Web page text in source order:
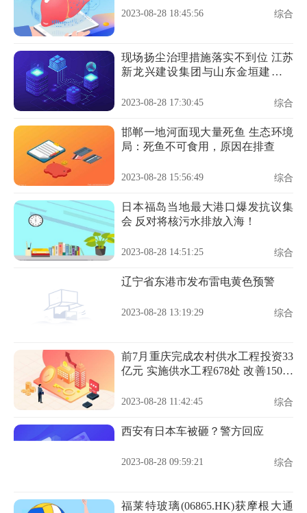
2023-08-28 18:45:56 综合
现场扬尘治理措施落实不到位 江苏
新龙兴建设集团与山东金垣建工违
2023-08-28 17:30:45 综合
邯郸一地河面现大量死鱼 生态环境
局：死鱼不可食用，原因在排查
2023-08-28 15:56:49 综合
日本福岛当地最大港口爆发抗议集
会 反对将核污水排放入海！
2023-08-28 14:51:25 综合
辽宁省东港市发布雷电黄色预警
2023-08-28 13:19:29 综合
前7月重庆完成农村供水工程投资33
亿元 实施供水工程678处 改善150万
2023-08-28 11:42:45 综合
西安有日本车被砸？警方回应
2023-08-28 09:59:21 综合
福莱特玻璃(06865.HK)获摩根大通